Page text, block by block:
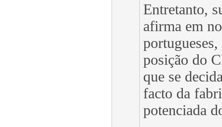
Entretanto,
afirma em
posição do
que se
facto da
potenciada